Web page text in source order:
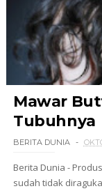
Mawar
Tubuhnya
BERITA DUNIA
Berita Dunia -
sudah tidak